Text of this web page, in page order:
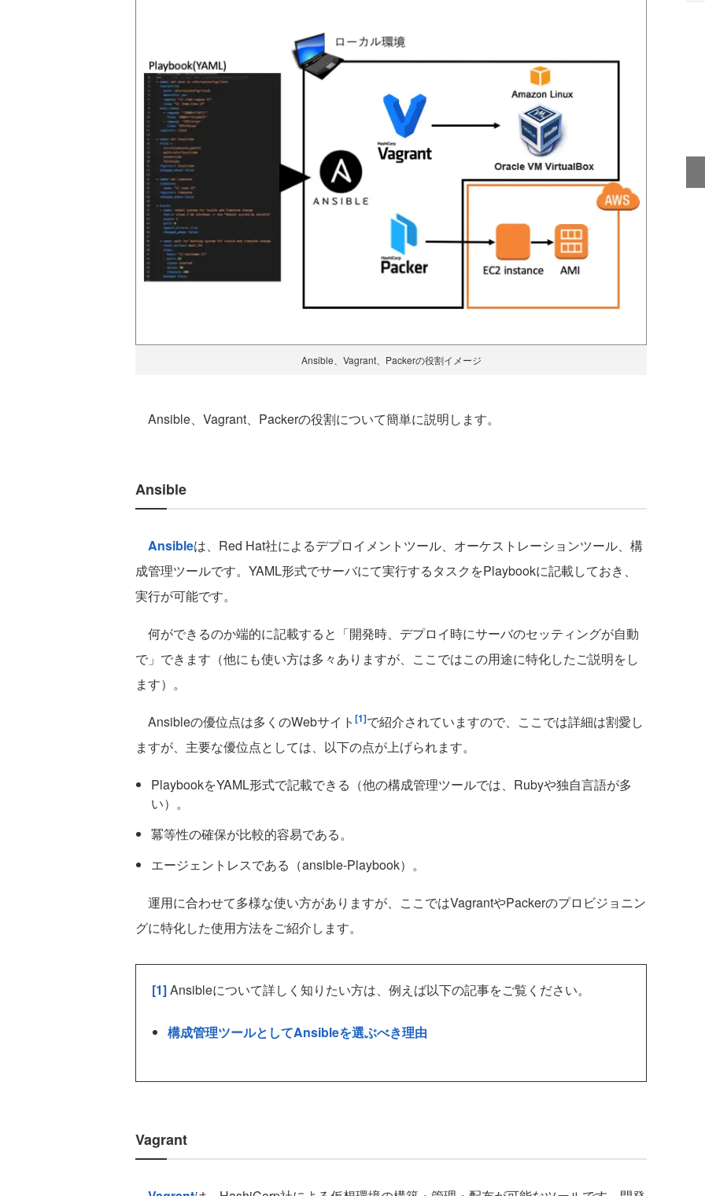
Ansible、Vagrant、Packerの役割イメージ
Ansible、Vagrant、Packerの役割について簡単に説明します。
Ansible
Ansibleは、Red Hat社によるデプロイメントツール、オーケストレーションツール、構
成管理ツールです。YAML形式でサーバにて実行するタスクをPlaybookに記載しておき、
実行が可能です。
何ができるのか端的に記載すると「開発時、デプロイ時にサーバのセッティングが自動
で」できます（他にも使い方は多々ありますが、ここではこの用途に特化したご説明をし
ます）。
Ansibleの優位点は多くのWebサイト [1]で紹介されていますので、ここでは詳細は割愛し
ますが、主要な優位点としては、以下の点が上げられます。
PlaybookをYAML形式で記載できる（他の構成管理ツールでは、Rubyや独自言語が多
い）。
冪等性の確保が比較的容易である。
エージェントレスである（ansible-Playbook）。
運用に合わせて多様な使い方がありますが、ここではVagrantやPackerのプロビジョニン
グに特化した使用方法をご紹介します。
[1]Ansibleについて詳しく知りたい方は、例えば以下の記事をご覧ください。
構成管理ツールとしてAnsibleを選ぶべき理由
Vagrant